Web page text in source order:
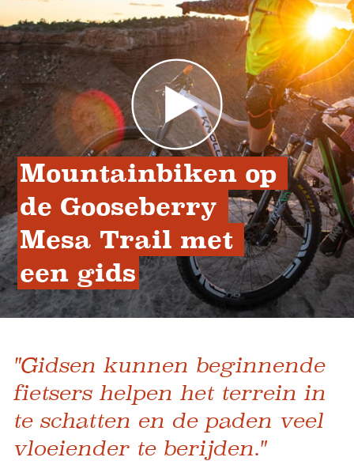
Mountainbiken op
de Gooseberry
Mesa Trail met
een gids
"Gidsen kunnen beginnende
fietsers helpen het terrein in
te schatten en de paden veel
vloeiender te berijden."